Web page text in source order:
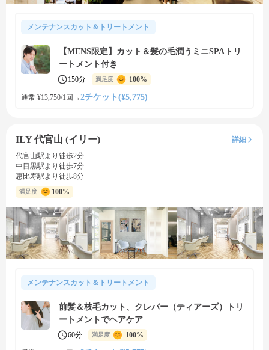
メンテナンスカット＆トリートメント
【MENS限定】カット＆髪の毛潤うミニSPAトリ
ートメント付き
150分 満足度 100%
通常 ¥13,750/1回 →2チケット(¥5,775)
ILY 代官山 (イリー)
詳細
代官山駅より徒歩2分
中目黒駅より徒歩7分
恵比寿駅より徒歩8分
満足度 100%
メンテナンスカット＆トリートメント
前髪＆枝毛カット、クレバー（ティアーズ）トリ
ートメントでヘアケア
60分 満足度 100%